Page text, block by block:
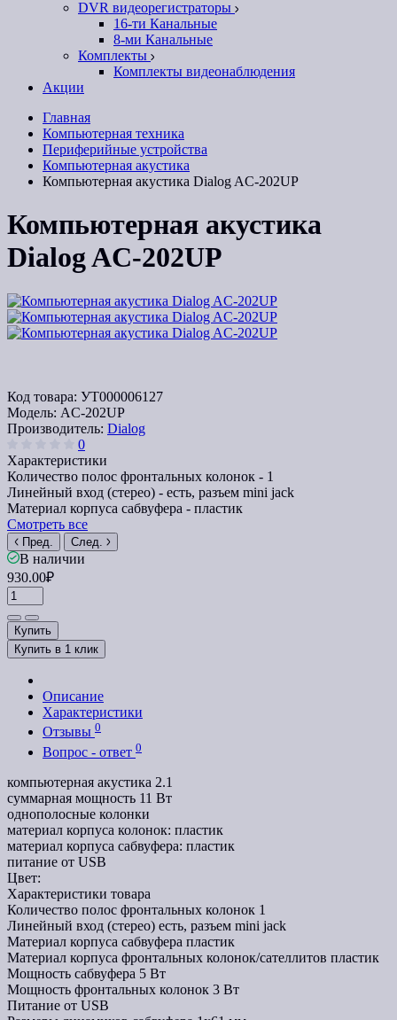
DVR видеорегистраторы
16-ти Канальные
8-ми Канальные
Комплекты
Комплекты видеонаблюдения
Акции
Главная
Компьютерная техника
Периферийные устройства
Компьютерная акустика
Компьютерная акустика Dialog AC-202UP
Компьютерная акустика
Dialog AC-202UP
Код товара: УТ000006127
Модель: AC-202UP
Производитель: Dialog
0
Характеристики
Количество полос фронтальных колонок - 1
Линейный вход (стерео) - есть, разъем mini jack
Материал корпуса сабвуфера - пластик
Смотреть все
Пред. След.
В наличии
930.00₽
Купить
Купить в 1 клик
Описание
Характеристики
Отзывы 0
Вопрос - ответ 0
компьютерная акустика 2.1
суммарная мощность 11 Вт
однополосные колонки
материал корпуса колонок: пластик
материал корпуса сабвуфера: пластик
питание от USB
Цвет:
Характеристики товара
Количество полос фронтальных колонок 1
Линейный вход (стерео) есть, разъем mini jack
Материал корпуса сабвуфера пластик
Материал корпуса фронтальных колонок/сателлитов пластик
Мощность сабвуфера 5 Вт
Мощность фронтальных колонок 3 Вт
Питание от USB